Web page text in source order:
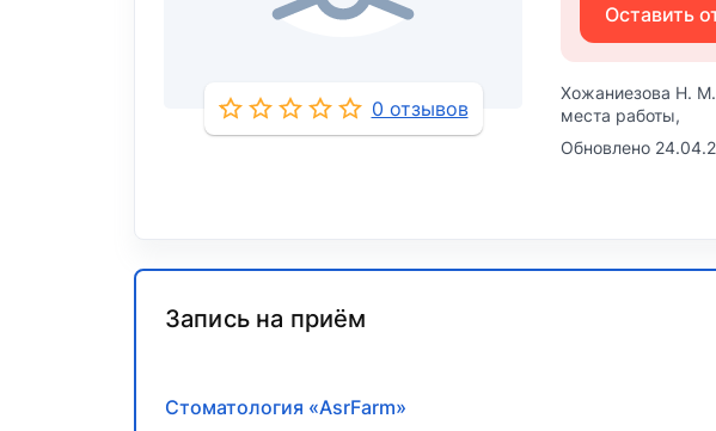
0 отзывов
Оставить
Хожаниезова Н. М.
места работы,
Обновлено
Запись на приём
Стоматология «AsrFarm»